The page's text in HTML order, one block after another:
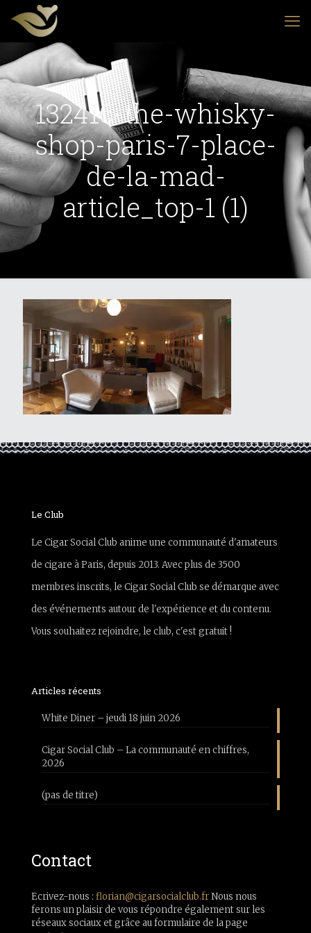
132416-the-whisky-
shop-paris-7-place-
de-la-mad-
article_top-1 (1)
Le Club
Le Cigar Social Club anime une communauté d'amateurs
de cigare à Paris, depuis 2013. Avec plus de 3500
membres inscrits, le Cigar Social Club se démarque avec
des événements autour de l'expérience et du contenu.
Vous souhaitez rejoindre, le club, c'est gratuit !
Articles récents
White Diner – jeudi 18 juin 2026
Cigar Social Club – La communauté en chiffres,
2026
(pas de titre)
Contact
Ecrivez-nous : florian@cigarsocialclub.frNous nous
ferons un plaisir de vous répondre également sur les
réseaux sociaux et grâce au formulaire de la page